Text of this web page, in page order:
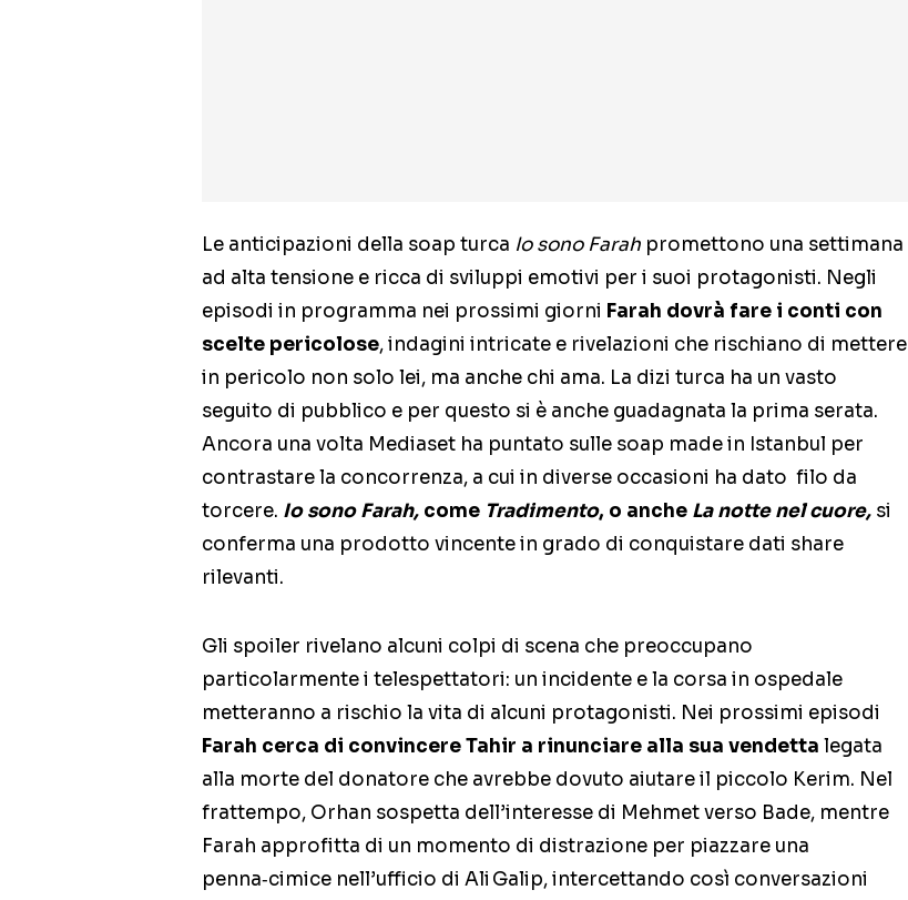
Le anticipazioni della soap turca Io sono Farah promettono una settimana
ad alta tensione e ricca di sviluppi emotivi per i suoi protagonisti. Negli
episodi in programma nei prossimi giorni Farah dovrà fare i conti con
scelte pericolose, indagini intricate e rivelazioni che rischiano di mettere
in pericolo non solo lei, ma anche chi ama. La dizi turca ha un vasto
seguito di pubblico e per questo si è anche guadagnata la prima serata.
Ancora una volta Mediaset ha puntato sulle soap made in Istanbul per
contrastare la concorrenza, a cui in diverse occasioni ha dato filo da
torcere. Io sono Farah, come Tradimento, o anche La notte nel cuore, si
conferma una prodotto vincente in grado di conquistare dati share
rilevanti.
Gli spoiler rivelano alcuni colpi di scena che preoccupano
particolarmente i telespettatori: un incidente e la corsa in ospedale
metteranno a rischio la vita di alcuni protagonisti. Nei prossimi episodi
Farah cerca di convincere Tahir a rinunciare alla sua vendetta legata
alla morte del donatore che avrebbe dovuto aiutare il piccolo Kerim. Nel
frattempo, Orhan sospetta dell’interesse di Mehmet verso Bade, mentre
Farah approfitta di un momento di distrazione per piazzare una
penna‑cimice nell’ufficio di Ali Galip, intercettando così conversazioni